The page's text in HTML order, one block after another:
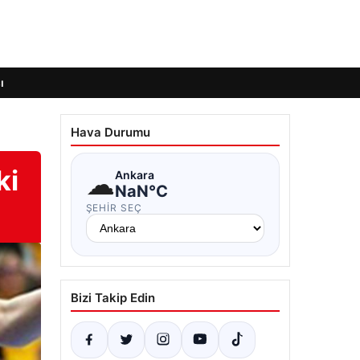
Hava Durumu
☁Ankara
NaN°C
ŞEHIR SEÇ
Bizi Takip Edin